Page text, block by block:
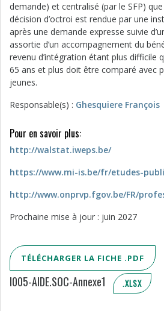
demande) et centralisé (par le SFP) que
décision d’octroi est rendue par une
après une demande expresse suivie
assortie d’un accompagnement du
revenu d’intégration étant plus difficile
65 ans et plus doit être comparé avec
jeunes.
Responsable(s) : Ghesquiere François
Pour en savoir plus:
http://walstat.iweps.be/
https://www.mi-is.be/fr/etudes-
http://www.onprvp.fgov.be/FR/
Prochaine mise à jour : juin 2027
TÉLÉCHARGER LA FICHE .PDF
I005-AIDE.SOC-Annexe1 .XLSX